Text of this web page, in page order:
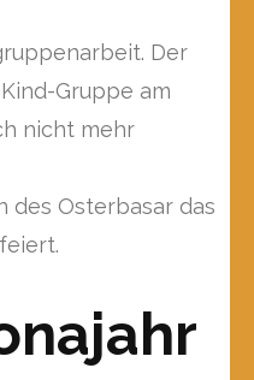
Der
Gruppe am
nicht mehr
des Osterbasar das